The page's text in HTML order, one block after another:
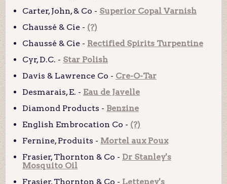
Carter, John, & Co - Superior Copal Varnish
Chaussé & Cie - (?)
Chaussé & Cie - Rectified Spirits Turpentine
Cyr, D.C. - Star Polish
Davis & Lawrence Co - Cre-O-Tar
Desmarais, E. - Eau de Javelle
Diamond Products - Benzine
English Embrocation Co - (?)
Fernine, Produits - Mortel aux Poux
Frasier, Thornton & Co - Dr Stanley's
Mosquito Oil
Frasier, Thornton & Co - Letteney's